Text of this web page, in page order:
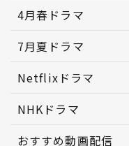
4月春ドラマ
7月夏ドラマ
Netflixドラマ
NHKドラマ
おすすめ動画配信